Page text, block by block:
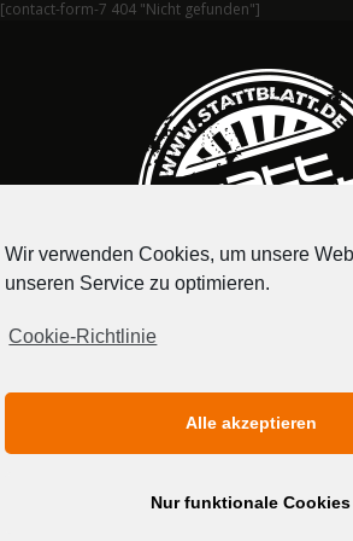
[contact-form-7 404 "Nicht gefunden"]
MEDIADATEN
Wir verwenden Cookies, um unsere
unseren Service zu optimieren.
Cookie-Richtlinie
Alle akzeptieren
Nur funktionale Cookies